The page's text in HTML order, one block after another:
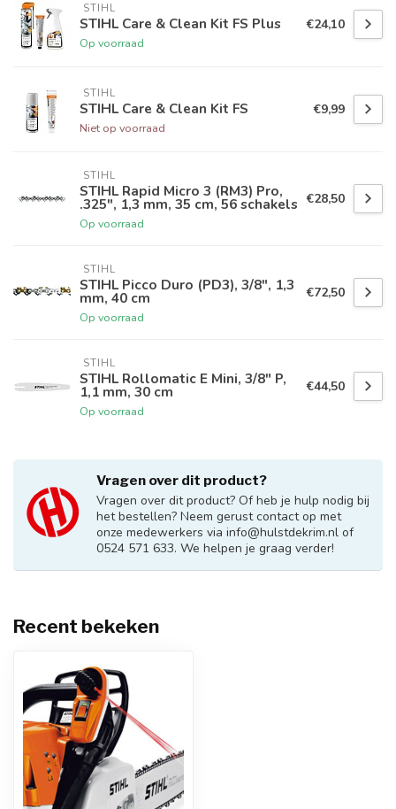
STIHL
STIHL Care & Clean Kit FS Plus
Op voorraad
€24,10
STIHL
STIHL Care & Clean Kit FS
Niet op voorraad
€9,99
STIHL
STIHL Rapid Micro 3 (RM3) Pro,
.325", 1,3 mm, 35 cm, 56 schakels
Op voorraad
€28,50
STIHL
STIHL Picco Duro (PD3), 3/8", 1,3
mm, 40 cm
Op voorraad
€72,50
STIHL
STIHL Rollomatic E Mini, 3/8" P,
1,1 mm, 30 cm
Op voorraad
€44,50
Vragen over dit product?
Vragen over dit product? Of heb je hulp nodig bij
het bestellen? Neem gerust contact op met
onze medewerkers via info@hulstdekrim.nl of
0524 571 633. We helpen je graag verder!
Recent bekeken